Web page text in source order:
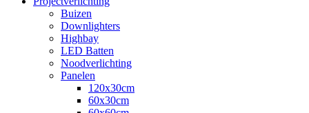
Buizen
Downlighters
Highbay
LED Batten
Noodverlichting
Panelen
120x30cm
60x30cm